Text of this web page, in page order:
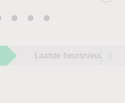
Laatste beursnieuws